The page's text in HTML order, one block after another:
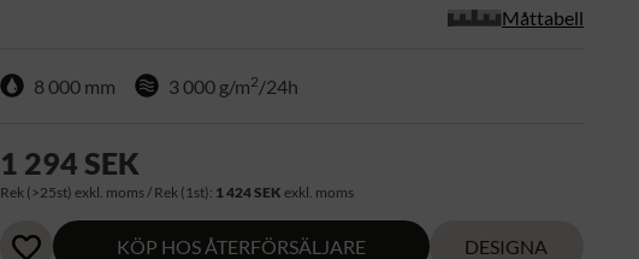
Måttabell
8 000 mm 3 000 g/m2/24h
1 294 SEK
Rek (>25st) exkl. moms / Rek (1st): 1 424 SEK exkl. moms
KÖP HOS ÅTERFÖRSÄLJARE DESIGNA